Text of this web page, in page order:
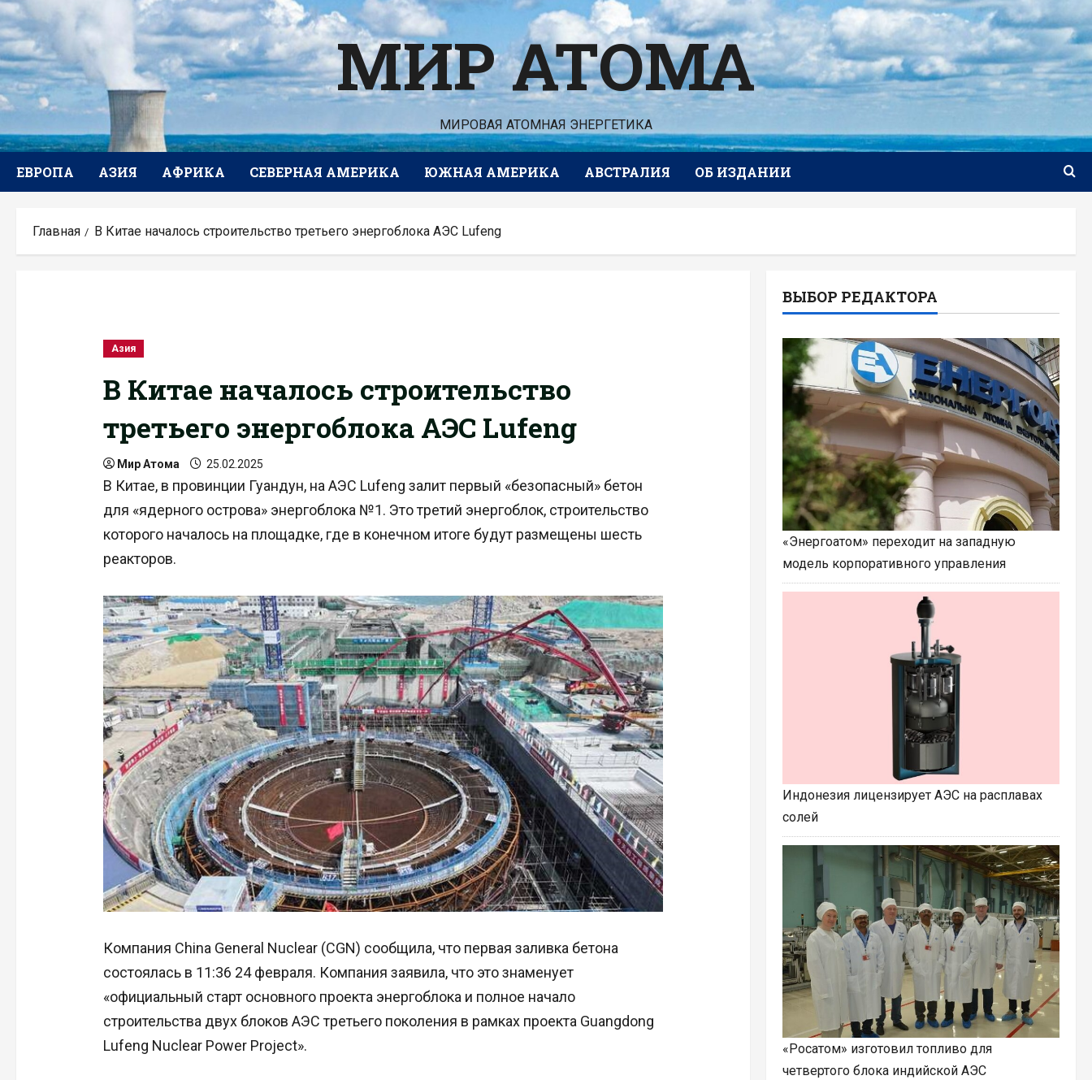
Перейти
к
содержимому
МИР АТОМА
МИРОВАЯ АТОМНАЯ ЭНЕРГЕТИКА
ЕВРОПА АЗИЯ АФРИКА СЕВЕРНАЯ АМЕРИКА ЮЖНАЯ АМЕРИКА АВСТРАЛИЯ ОБ ИЗДАНИИ
Главная В Китае началось строительство третьего энергоблока АЭС Lufeng
Азия
В Китае началось строительство
третьего энергоблока АЭС Lufeng
Мир Атома 25.02.2025
В Китае, в провинции Гуандун, на АЭС Lufeng залит первый «безопасный» бетон
для «ядерного острова» энергоблока №1. Это третий энергоблок, строительство
которого началось на площадке, где в конечном итоге будут размещены шесть
реакторов.
Компания China General Nuclear (CGN) сообщила, что первая заливка бетона
состоялась в 11:36 24 февраля. Компания заявила, что это знаменует
«официальный старт основного проекта энергоблока и полное начало
строительства двух блоков АЭС третьего поколения в рамках проекта Guangdong
Lufeng Nuclear Power Project».
ВЫБОР РЕДАКТОРА
«Энергоатом» переходит на западную
модель корпоративного управления
Индонезия лицензирует АЭС на расплавах
солей
«Росатом» изготовил топливо для
четвертого блока индийской АЭС